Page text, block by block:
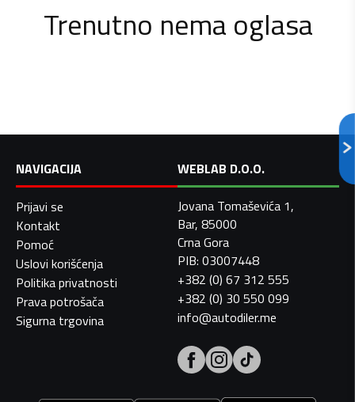
Trenutno nema oglasa
NAVIGACIJA
Prijavi se
Kontakt
Pomoć
Uslovi korišćenja
Politika privatnosti
Prava potrošača
Sigurna trgovina
WEBLAB D.O.O.
Jovana Tomaševića 1,
Bar, 85000
Crna Gora
PIB: 03007448
+382 (0) 67 312 555
+382 (0) 30 550 099
info@autodiler.me